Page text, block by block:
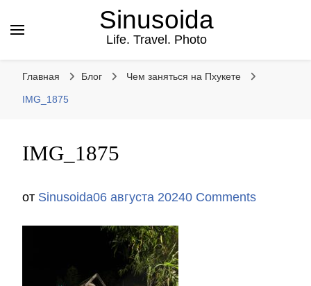
Sinusoida
Life. Travel. Photo
Главная Блог Чем заняться на Пхукете
IMG_1875
IMG_1875
от Sinusoida06 августа 20240 Comments